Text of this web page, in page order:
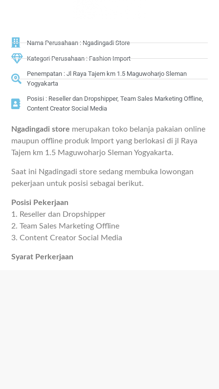
Nama Perusahaan : Ngadingadi Store
Kategori Perusahaan : Fashion Import
Penempatan : Jl Raya Tajem km 1.5 Maguwoharjo Sleman
Yogyakarta
Posisi : Reseller dan Dropshipper, Team Sales Marketing Offline,
Content Creator Social Media
Ngadingadi store merupakan toko belanja pakaian online
maupun offline produk Import yang berlokasi di jl Raya
Tajem km 1.5 Maguwoharjo Sleman Yogyakarta.
Saat ini Ngadingadi store sedang membuka lowongan
pekerjaan untuk posisi sebagai berikut.
Posisi Pekerjaan
1. Reseller dan Dropshipper
2. Team Sales Marketing Offline
3. Content Creator Social Media
Syarat Perkerjaan